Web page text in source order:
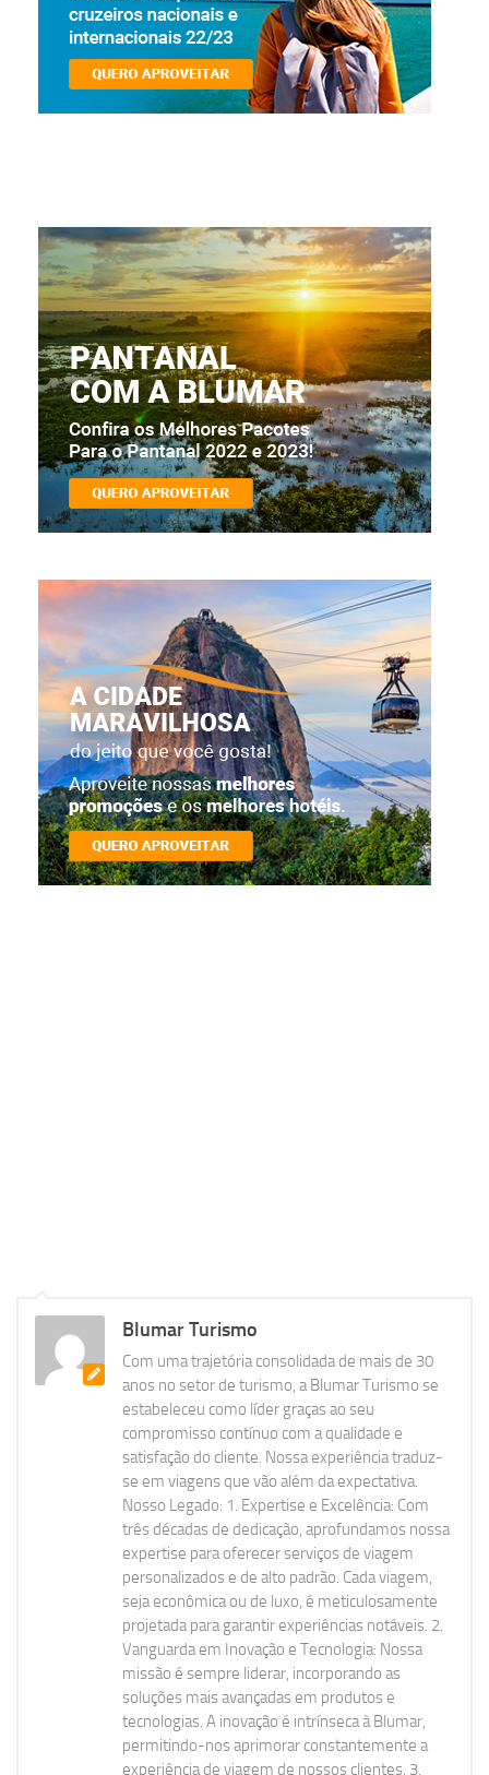
Blumar Turismo
Com uma trajetória consolidada de mais de 30
anos no setor de turismo, a Blumar Turismo se
estabeleceu como líder graças ao seu
compromisso contínuo com a qualidade e
satisfação do cliente. Nossa experiência traduz-
se em viagens que vão além da expectativa.
Nosso Legado: 1. Expertise e Excelência: Com
três décadas de dedicação, aprofundamos nossa
expertise para oferecer serviços de viagem
personalizados e de alto padrão. Cada viagem,
seja econômica ou de luxo, é meticulosamente
projetada para garantir experiências notáveis. 2.
Vanguarda em Inovação e Tecnologia: Nossa
missão é sempre liderar, incorporando as
soluções mais avançadas em produtos e
tecnologias. A inovação é intrínseca à Blumar,
permitindo-nos aprimorar constantemente a
experiência de viagem de nossos clientes. 3.